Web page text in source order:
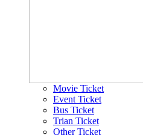
Movie Ticket
Event Ticket
Bus Ticket
Trian Ticket
Other Ticket